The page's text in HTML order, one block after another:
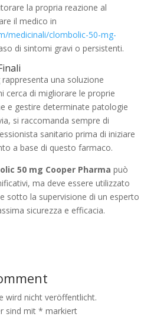
la propria reazione al
il medico in
medicinali/clombolic-50-mg-
di sintomi gravi o persistenti.
una soluzione
cerca di migliorare le proprie
e gestire determinate patologie
si raccomanda sempre di
sanitario prima di iniziare
a base di questo farmaco.
50 mg Cooper Pharma può
ma deve essere utilizzato
sotto la supervisione di un esperto
sicurezza e efficacia.
wird nicht veröffentlicht.
sind mit * markiert